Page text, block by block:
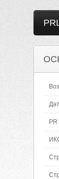
PR